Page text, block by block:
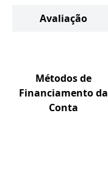
Avaliação
Métodos de
Financiamento da
Conta